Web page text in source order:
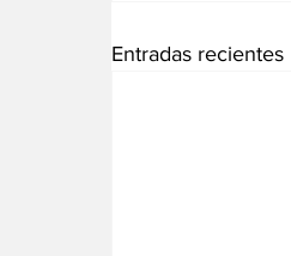
Entradas recientes